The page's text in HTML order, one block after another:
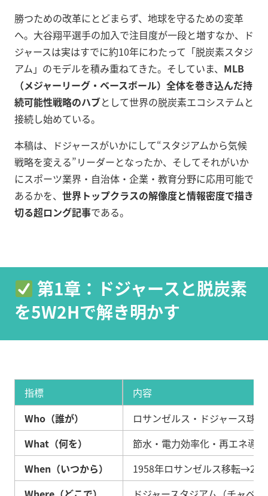
勝つための改革にとどまらず、地球を守るための変革
へ。大谷翔平選手の加入で注目度が一段と増すなか、ド
ジャースは実はすでに約10年にわたって「脱炭素スタジ
アム」のモデルを積み重ねてきた。そしていま、 MLB
（メジャーリーグ・ベースボール）全体を巻き込んだ持
続可能性戦略のハブとして世界の脱炭素エコシステムと
接続し始めている。
本稿は、ドジャースがいかにして“スタジアムから気候
戦略を変える”リーダーとなったか、そしてそれがいか
にスポーツ業界・自治体・企業・教育分野に応用可能で
あるかを、 世界トップクラスの解像度と情報密度で描き
切る超ロング記事である。
第1章：ドジャースと脱炭素
を5W2Hで解き明かす
指標
内容
Who（誰が）
ロサンゼルス・ドジャース球
What（何を）
節水・電力効率化・再エネ導
When（いつから）
1958年ロサンゼルス移転